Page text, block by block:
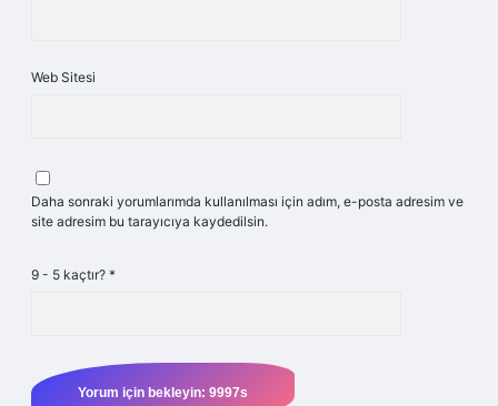
Web Sitesi
Daha sonraki yorumlarımda kullanılması için adım, e-posta adresim ve
site adresim bu tarayıcıya kaydedilsin.
9 - 5 kaçtır? *